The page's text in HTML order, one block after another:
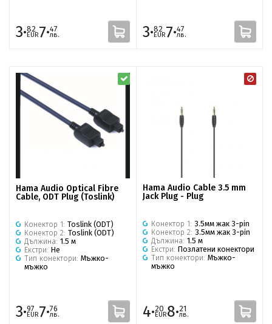
3·82
EUR7·47
лв. 3·82
EUR7·47
лв.
Hama Audio Optical Fibre
Cable, ODT Plug (Toslink)
Конектор 1: Toslink (ODT)
Конектор 2: Toslink (ODT)
Дължина: 1.5 м
Екстри: Не
Тип конектори: Мъжко-
мъжко
3·97
EUR7·76
лв.
Hama Audio Cable 3.5 mm
Jack Plug - Plug
Конектор 1: 3.5мм жак 3-pin
Конектор 2: 3.5мм жак 3-pin
Дължина: 1.5 м
Екстри: Позлатени конектори
Тип конектори: Мъжко-
мъжко
4·20
EUR8·21
лв.